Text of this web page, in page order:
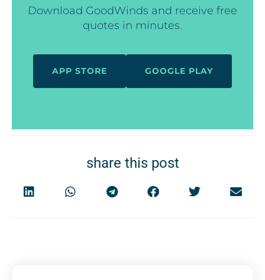
Download GoodWinds and receive free
quotes in minutes.
APP STORE GOOGLE PLAY
share this post